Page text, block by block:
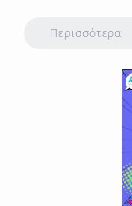
Περισσότερα